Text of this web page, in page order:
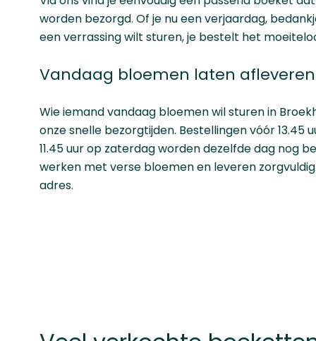
worden bezorgd. Of je nu een verjaardag,
een verrassing wilt sturen, je bestelt het
Vandaag bloemen laten afleveren
Wie iemand vandaag bloemen wil sturen in
onze snelle bezorgtijden. Bestellingen vóór 13.45
11.45 uur op zaterdag worden dezelfde dag nog
werken met verse bloemen en leveren
adres.